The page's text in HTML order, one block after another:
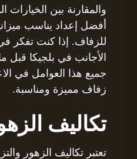
والمقارنة بين
أفضل إعداد يناسب
للزفاف. إذا كنت تفكر
الأجانب في بلجيكا قبل
جميع هذا العوامل في
زفاف مميزة ومناسبة.
تكاليف
تعتبر تكاليف الزهور